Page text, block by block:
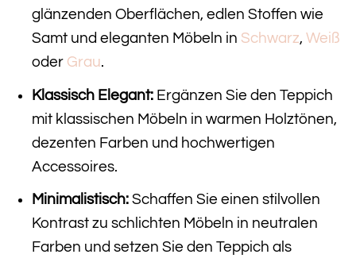
glänzenden Oberflächen, edlen Stoffen wie
Samt und eleganten Möbeln in Schwarz, Weiß
oder Grau.
Klassisch Elegant:Ergänzen Sie den Teppich
mit klassischen Möbeln in warmen Holztönen,
dezenten Farben und hochwertigen
Accessoires.
Minimalistisch:Schaffen Sie einen stilvollen
Kontrast zu schlichten Möbeln in neutralen
Farben und setzen Sie den Teppich als